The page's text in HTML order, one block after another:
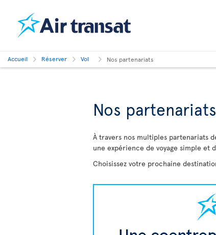
Accueil Réserver Vol Nos partenariats
Nos partenariats
À travers nos multiples partenariats
une expérience de voyage simple et
Choisissez votre prochaine